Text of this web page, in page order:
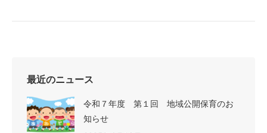
最近のニュース
令和７年度 第１回 地域公開保育のお
知らせ